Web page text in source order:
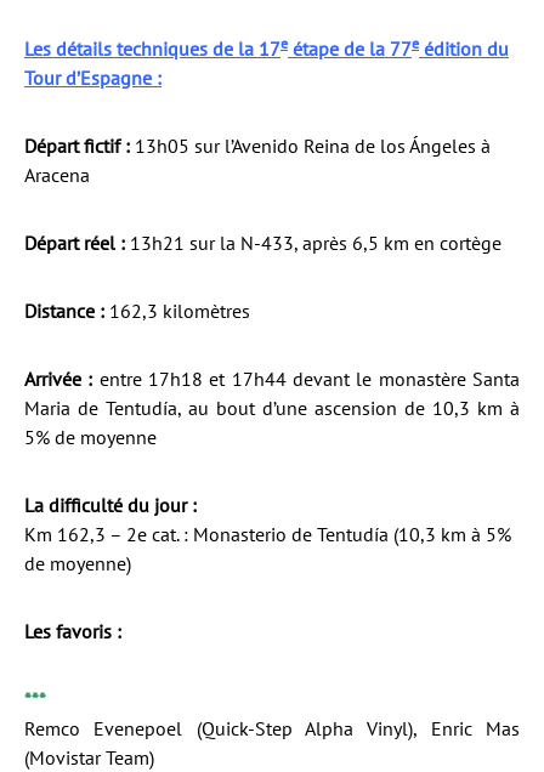
Les détails techniques de la 17e étape de la 77e édition du
Tour d’Espagne :
Départ fictif : 13h05 sur l’Avenido Reina de los Ángeles à
Aracena
Départ réel : 13h21 sur la N-433, après 6,5 km en cortège
Distance : 162,3 kilomètres
Arrivée : entre 17h18 et 17h44 devant le monastère Santa
Maria de Tentudía, au bout d’une ascension de 10,3 km à
5% de moyenne
La difficulté du jour :
Km 162,3 – 2e cat. : Monasterio de Tentudía (10,3 km à 5%
de moyenne)
Les favoris :
***
Remco Evenepoel (Quick-Step Alpha Vinyl), Enric Mas
(Movistar Team)